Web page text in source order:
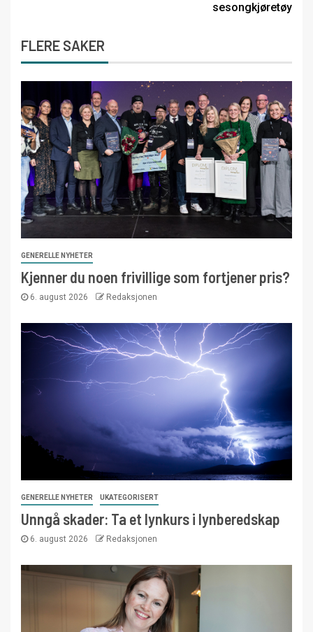
sesongkjøretøy
FLERE SAKER
GENERELLE NYHETER
Kjenner du noen frivillige som fortjener pris?
6. august 2026 Redaksjonen
GENERELLE NYHETER UKATEGORISERT
Unngå skader: Ta et lynkurs i lynberedskap
6. august 2026 Redaksjonen